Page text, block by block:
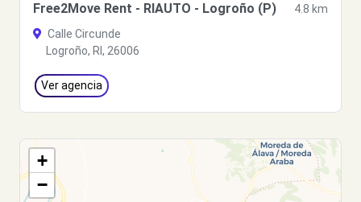
Free2Move Rent - RIAUTO - Logroño (P)
4.8 km
Calle Circunde
Logroño, RI, 26006
Ver agencia
+
−